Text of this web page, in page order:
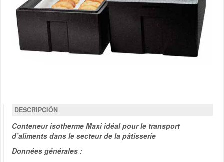
DESCRIPCIÓN
Conteneur isotherme Maxi idéal pour le transport
d’aliments dans le secteur de la pâtisserie
Données générales :